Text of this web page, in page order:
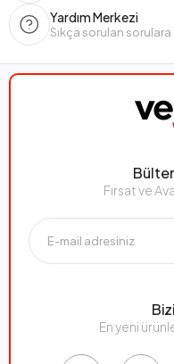
Yardım Merkezi
Sıkça sorulan sorulara
Fırsat ve
En yeni